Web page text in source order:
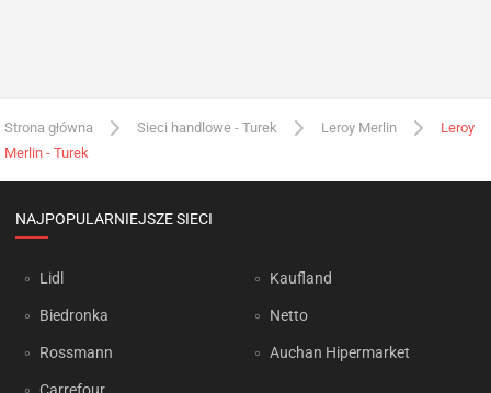
Strona główna Sieci handlowe - Turek Leroy Merlin
Leroy
Merlin - Turek
NAJPOPULARNIEJSZE SIECI
Lidl
Biedronka
Rossmann
Kaufland
Netto
Auchan Hipermarket